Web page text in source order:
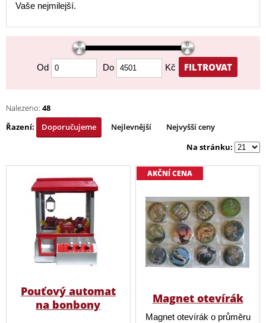
Vaše nejmilejší.
Od Do Kč FILTROVAT
Nalezeno: 48
Řazení:
Doporučujeme Nejlevnější
Nejvyšší ceny
Na stránku:
Pouťový automat
na bonbony
AKČNÍ CENA
Magnet otevírák
Magnet otevírák o průměru